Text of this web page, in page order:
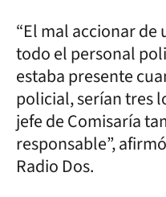
“El mal accionar de
todo el personal
estaba presente
policial, serían tres
jefe de Comisaría
responsable”,
Radio Dos.